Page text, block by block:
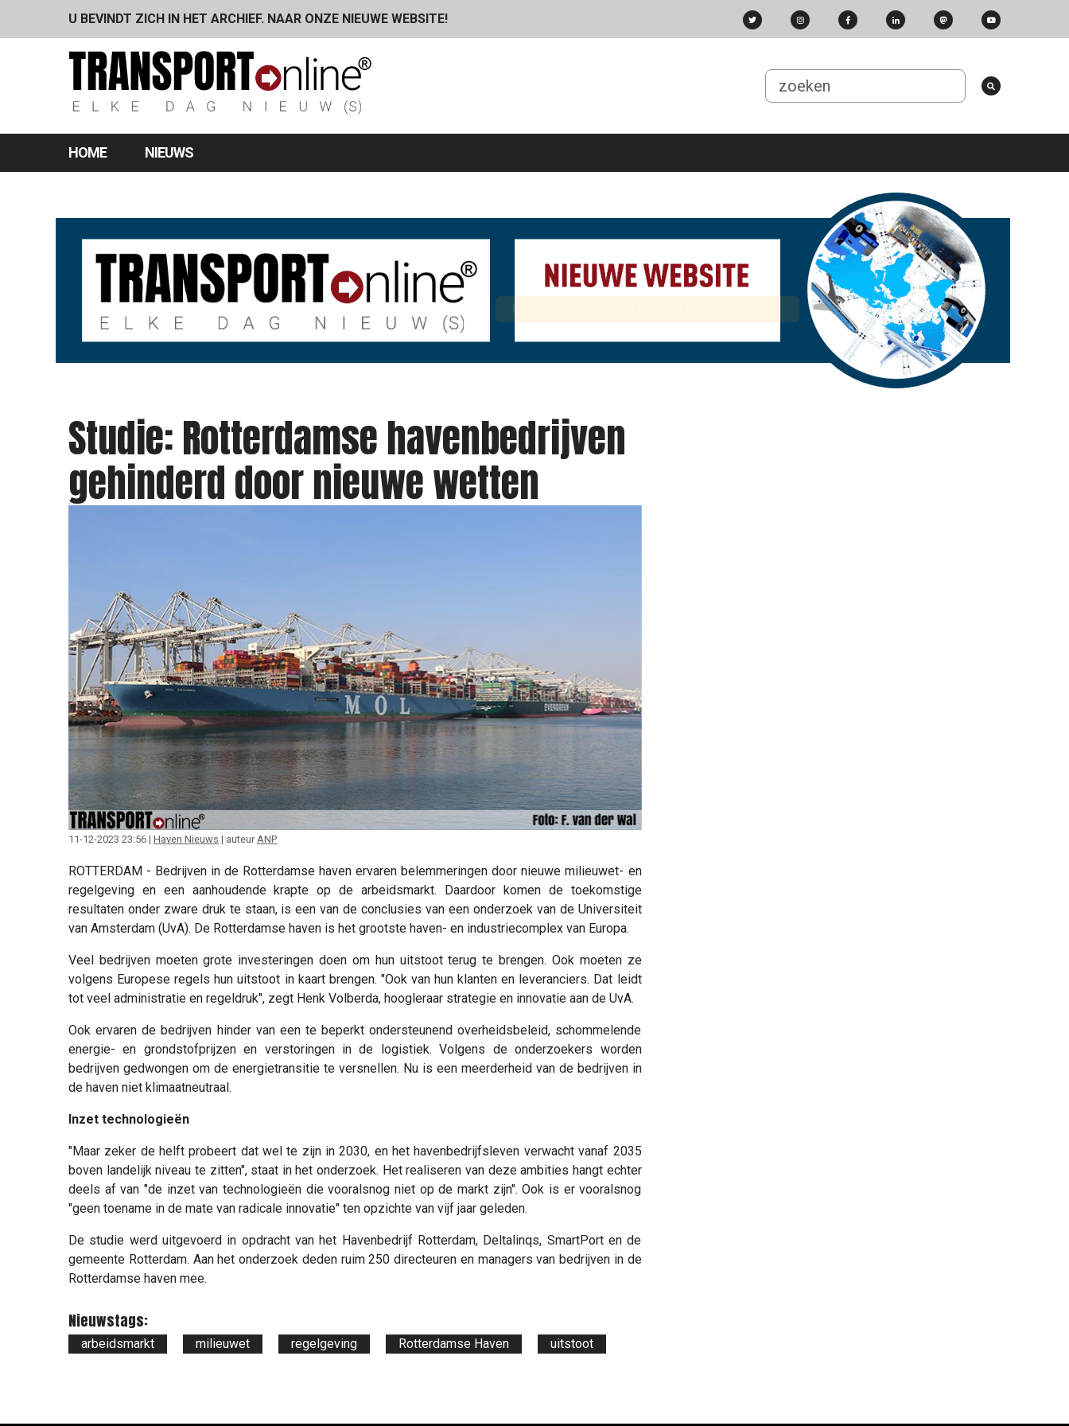
U BEVINDT ZICH IN HET ARCHIEF. NAAR ONZE NIEUWE WEBSITE!
HOME NIEUWS
Studie: Rotterdamse havenbedrijven
gehinderd door nieuwe wetten
11-12-2023 23:56 | Haven Nieuws | auteur ANP
ROTTERDAM - Bedrijven in de Rotterdamse haven ervaren belemmeringen door nieuwe milieuwet- en
regelgeving en een aanhoudende krapte op de arbeidsmarkt. Daardoor komen de toekomstige
resultaten onder zware druk te staan, is een van de conclusies van een onderzoek van de Universiteit
van Amsterdam (UvA). De Rotterdamse haven is het grootste haven- en industriecomplex van Europa.
Veel bedrijven moeten grote investeringen doen om hun uitstoot terug te brengen. Ook moeten ze
volgens Europese regels hun uitstoot in kaart brengen. "Ook van hun klanten en leveranciers. Dat leidt
tot veel administratie en regeldruk", zegt Henk Volberda, hoogleraar strategie en innovatie aan de UvA.
Ook ervaren de bedrijven hinder van een te beperkt ondersteunend overheidsbeleid, schommelende
energie- en grondstofprijzen en verstoringen in de logistiek. Volgens de onderzoekers worden
bedrijven gedwongen om de energietransitie te versnellen. Nu is een meerderheid van de bedrijven in
de haven niet klimaatneutraal.
Inzet technologieën
"Maar zeker de helft probeert dat wel te zijn in 2030, en het havenbedrijfsleven verwacht vanaf 2035
boven landelijk niveau te zitten", staat in het onderzoek. Het realiseren van deze ambities hangt echter
deels af van "de inzet van technologieën die vooralsnog niet op de markt zijn". Ook is er vooralsnog
"geen toename in de mate van radicale innovatie" ten opzichte van vijf jaar geleden.
De studie werd uitgevoerd in opdracht van het Havenbedrijf Rotterdam, Deltalinqs, SmartPort en de
gemeente Rotterdam. Aan het onderzoek deden ruim 250 directeuren en managers van bedrijven in de
Rotterdamse haven mee.
Nieuwstags:
arbeidsmarkt milieuwet regelgeving Rotterdamse Haven uitstoot